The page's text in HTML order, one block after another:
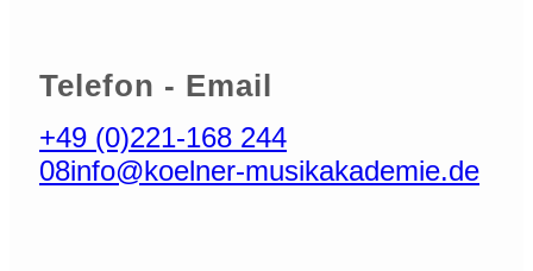
Telefon - Email
+49 (0)221-168 244
08info@koelner-musikakademie.de